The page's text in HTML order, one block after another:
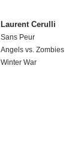
Laurent Cerulli
Sans Peur
Angels vs. Zombies
Winter War